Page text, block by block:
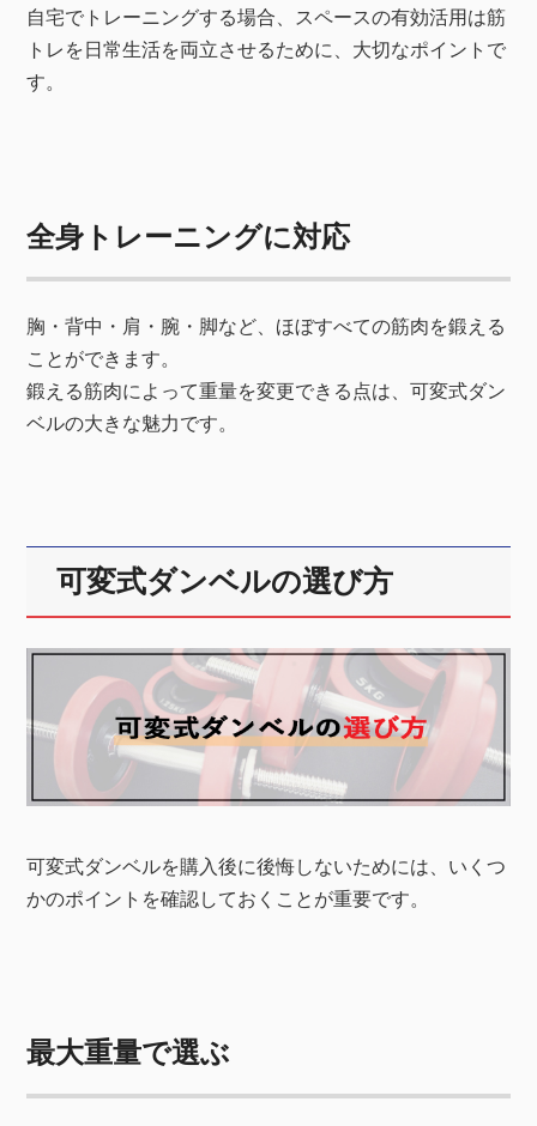
自宅でトレーニングする場合、スペースの有効活用は筋
トレを日常生活を両立させるために、大切なポイントで
す。
全身トレーニングに対応
胸・背中・肩・腕・脚など、ほぼすべての筋肉を鍛える
ことができます。
鍛える筋肉によって重量を変更できる点は、可変式ダン
ベルの大きな魅力です。
可変式ダンベルの選び方
可変式ダンベルを購入後に後悔しないためには、いくつ
かのポイントを確認しておくことが重要です。
最大重量で選ぶ